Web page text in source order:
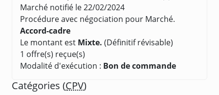
Marché notifié le 22/02/2024
Procédure avec négociation pour Marché.
Accord-cadre
Le montant est Mixte. (Définitif révisable)
1 offre(s) reçue(s)
Modalité d'exécution : Bon de commande
Catégories (CPV)